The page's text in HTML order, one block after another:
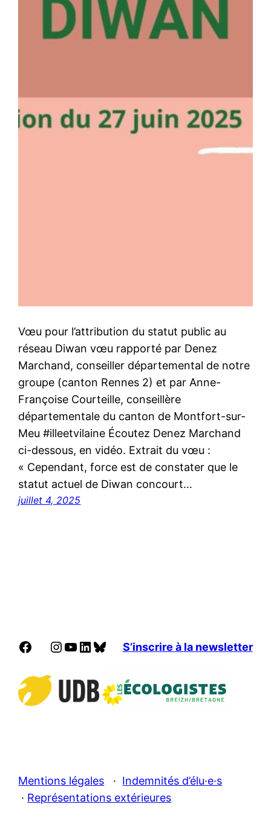
Vœu pour l’attribution du statut public au
réseau Diwan vœu rapporté par Denez
Marchand, conseiller départemental de notre
groupe (canton Rennes 2) et par Anne-
Françoise Courteille, conseillère
départementale du canton de Montfort-sur-
Meu #illeetvilaine Écoutez Denez Marchand
ci-dessous, en vidéo. Extrait du vœu :
« Cependant, force est de constater que le
statut actuel de Diwan concourt…
juillet 4, 2025
Facebook
Instagram
YouTube
LinkedIn
BlueskyS’inscrire à la newsletter
Mentions légales · Indemnités d’élu·e·s
· Représentations extérieures